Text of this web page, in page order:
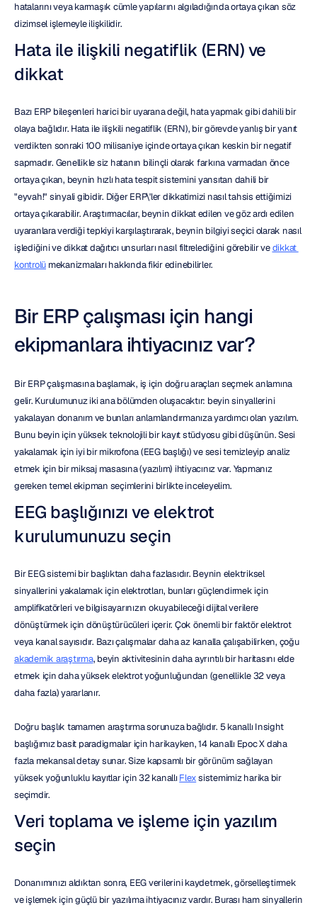
hatalarını veya karmaşık cümle yapılarını algıladığında ortaya çıkan söz
dizimsel işlemeyle ilişkilidir.
Hata ile ilişkili negatiflik (ERN) ve
dikkat
Bazı ERP bileşenleri harici bir uyarana değil, hata yapmak gibi dahili bir
olaya bağlıdır. Hata ile ilişkili negatiflik (ERN), bir görevde yanlış bir yanıt
verdikten sonraki 100 milisaniye içinde ortaya çıkan keskin bir negatif
sapmadır. Genellikle siz hatanın bilinçli olarak farkına varmadan önce
ortaya çıkan, beynin hızlı hata tespit sistemini yansıtan dahili bir
"eyvah!" sinyali gibidir. Diğer ERP\'ler dikkatimizi nasıl tahsis ettiğimizi
ortaya çıkarabilir. Araştırmacılar, beynin dikkat edilen ve göz ardı edilen
uyaranlara verdiği tepkiyi karşılaştırarak, beynin bilgiyi seçici olarak nasıl
işlediğini ve dikkat dağıtıcı unsurları nasıl filtrelediğini görebilir ve dikkat
kontrolü mekanizmaları hakkında fikir edinebilirler.
Bir ERP çalışması için hangi
ekipmanlara ihtiyacınız var?
Bir ERP çalışmasına başlamak, iş için doğru araçları seçmek anlamına
gelir. Kurulumunuz iki ana bölümden oluşacaktır: beyin sinyallerini
yakalayan donanım ve bunları anlamlandırmanıza yardımcı olan yazılım.
Bunu beyin için yüksek teknolojili bir kayıt stüdyosu gibi düşünün. Sesi
yakalamak için iyi bir mikrofona (EEG başlığı) ve sesi temizleyip analiz
etmek için bir miksaj masasına (yazılım) ihtiyacınız var. Yapmanız
gereken temel ekipman seçimlerini birlikte inceleyelim.
EEG başlığınızı ve elektrot
kurulumunuzu seçin
Bir EEG sistemi bir başlıktan daha fazlasıdır. Beynin elektriksel
sinyallerini yakalamak için elektrotları, bunları güçlendirmek için
amplifikatörleri ve bilgisayarınızın okuyabileceği dijital verilere
dönüştürmek için dönüştürücüleri içerir. Çok önemli bir faktör elektrot
veya kanal sayısıdır. Bazı çalışmalar daha az kanalla çalışabilirken, çoğu
akademik araştırma, beyin aktivitesinin daha ayrıntılı bir haritasını elde
etmek için daha yüksek elektrot yoğunluğundan (genellikle 32 veya
daha fazla) yararlanır.
Doğru başlık tamamen araştırma sorunuza bağlıdır. 5 kanallı Insight
başlığımız basit paradigmalar için harikayken, 14 kanallı Epoc X daha
fazla mekansal detay sunar. Size kapsamlı bir görünüm sağlayan
yüksek yoğunluklu kayıtlar için 32 kanallı Flex sistemimiz harika bir
seçimdir.
Veri toplama ve işleme için yazılım
seçin
Donanımınızı aldıktan sonra, EEG verilerini kaydetmek, görselleştirmek
ve işlemek için güçlü bir yazılıma ihtiyacınız vardır. Burası ham sinyallerin